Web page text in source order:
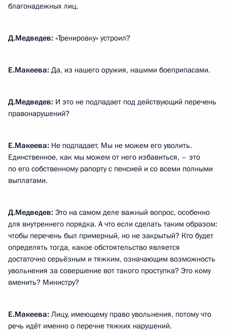
благонадежных лиц.
Д.Медведев: «Тренировку» устроил?
Е.Макеева: Да, из нашего оружия, нашими боеприпасами.
Д.Медведев: И это не подпадает под действующий перечень
правонарушений?
Е.Макеева: Не подпадает. Мы не можем его уволить.
Единственное, как мы можем от него избавиться, – это
по его собственному рапорту с пенсией и со всеми полными
выплатами.
Д.Медведев: Это на самом деле важный вопрос, особенно
для внутреннего порядка. А что если сделать таким образом:
чтобы перечень был примерный, но не закрытый? Кто будет
определять тогда, какое обстоятельство является
достаточно серьёзным и тяжким, означающим возможность
увольнения за совершение вот такого проступка? Это кому
вменить? Министру?
Е.Макеева: Лицу, имеющему право увольнения, потому что
речь идёт именно о перечне тяжких нарушений.